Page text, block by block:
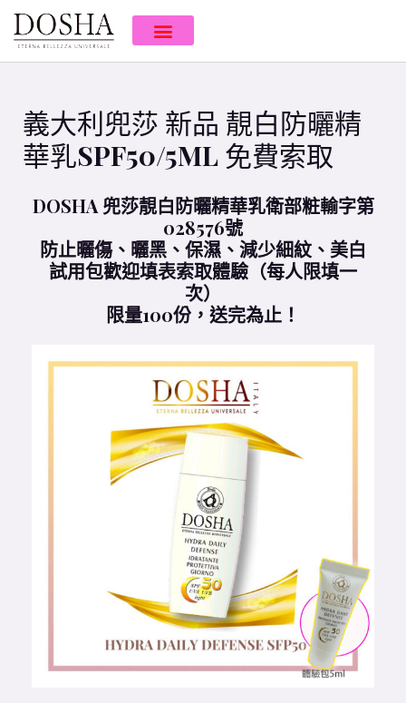
義大利兜莎 新品 靚白防曬精
華乳SPF50/5ML 免費索取
DOSHA 兜莎靚白防曬精華乳衛部粧輸字第
028576號
防止曬傷、曬黑、保濕、減少細紋、美白
試用包歡迎填表索取體驗（每人限填一
次）
限量100份，送完為止！